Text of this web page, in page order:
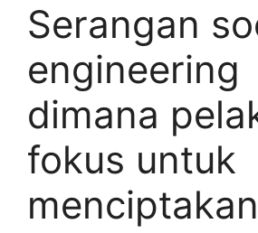
Serangan
engineering
dimana
fokus untuk